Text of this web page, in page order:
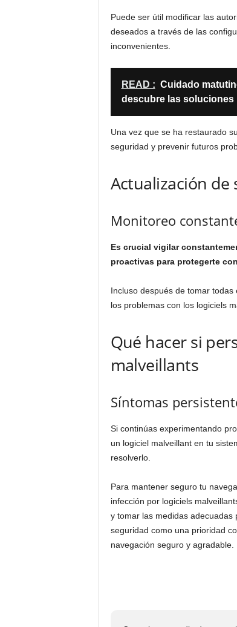
Puede ser útil modificar las
deseados a través de las
inconvenientes.
READ : Cuidado
descubre las soluciones
Una vez que se ha restaurado
seguridad y prevenir futuros
Actualización
Monitoreo
Es crucial vigilar
proactivas para protegerte
Incluso después de tomar
los problemas con los logiciels
Qué hacer si
malveillants
Síntomas
Si continúas experimentando
un logiciel malveillant en tu
resolverlo.
Para mantener seguro tu
infección por logiciels
y tomar las medidas
seguridad como una prioridad
navegación seguro y agradable.